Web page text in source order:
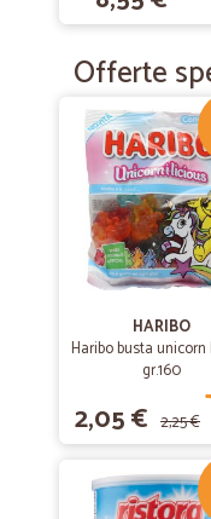
Offerte
HARIBO
Haribo busta
gr.160
2,05 € 2,25 €